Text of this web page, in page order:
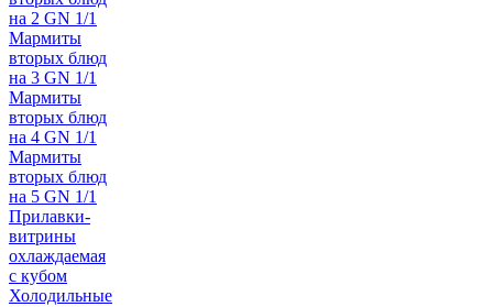
на 2 GN 1/1
Мармиты
вторых блюд
на 3 GN 1/1
Мармиты
вторых блюд
на 4 GN 1/1
Мармиты
вторых блюд
на 5 GN 1/1
Прилавки-
витрины
охлаждаемая
с кубом
Холодильные